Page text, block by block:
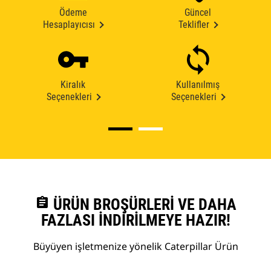
Ödeme
Hesaplayıcısı
Güncel
Teklifler
Kiralık
Seçenekleri
Kullanılmış
Seçenekleri
assignment ÜRÜN BROŞÜRLERI VE DAHA
FAZLASI İNDIRILMEYE HAZIR!
Büyüyen işletmenize yönelik Caterpillar Ürün